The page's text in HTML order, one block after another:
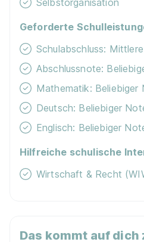
Geforderte
Schulabschluss:
Abschlussnote:
Mathematik: Beliebiger
Deutsch: Beliebiger
Englisch: Beliebiger
Hilfreiche schulische
Wirtschaft & Recht
Das kommt auf dich